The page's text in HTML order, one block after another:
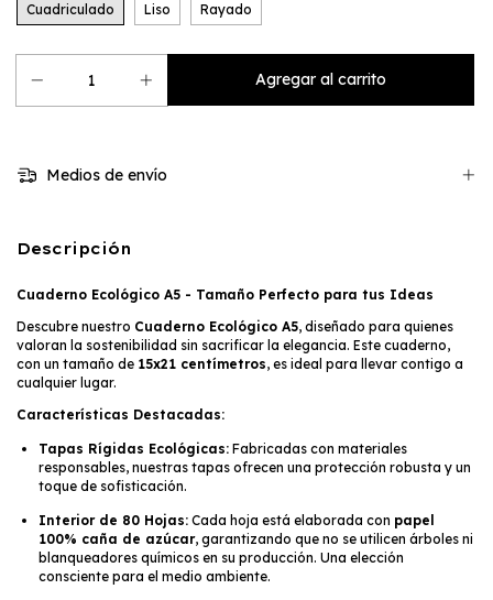
Cuadriculado Liso Rayado
Medios de envío
Descripción
Cuaderno Ecológico A5 - Tamaño Perfecto para tus Ideas
Descubre nuestro Cuaderno Ecológico A5, diseñado para quienes
valoran la sostenibilidad sin sacrificar la elegancia. Este cuaderno,
con un tamaño de 15x21 centímetros, es ideal para llevar contigo a
cualquier lugar.
Características Destacadas:
Tapas Rígidas Ecológicas: Fabricadas con materiales
responsables, nuestras tapas ofrecen una protección robusta y un
toque de sofisticación.
Interior de 80 Hojas: Cada hoja está elaborada con papel
100% caña de azúcar, garantizando que no se utilicen árboles ni
blanqueadores químicos en su producción. Una elección
consciente para el medio ambiente.